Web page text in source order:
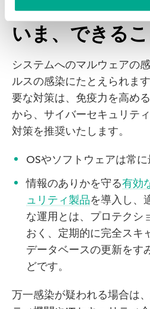
いま、できる
システムへのマルウェアの
ルスの感染にたとえられま
要な対策は、免疫力を高め
から、サイバーセキュリテ
対策を推奨いたします。
OSやソフトウェアは常
情報のありかを守る有効
ュリティ製品を導入し、
な運用とは、プロテクシ
おく、定期的に完全スキ
データベースの更新をす
どです。
万一感染が疑われる場合は